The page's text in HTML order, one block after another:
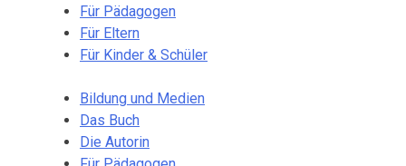
Für Pädagogen
Für Eltern
Für Kinder & Schüler
Bildung und Medien
Das Buch
Die Autorin